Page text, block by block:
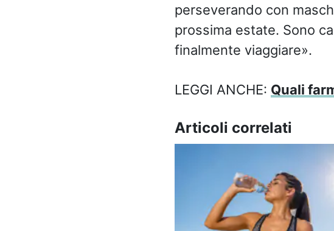
perseverando con
prossima estate. Sono
finalmente viaggiare».
LEGGI ANCHE: Quali
Articoli correlati